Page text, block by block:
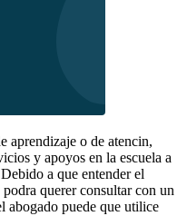
aprendizaje o de atencin,
y apoyos en la escuela a
a que entender el
querer consultar con un
abogado puede que utilice